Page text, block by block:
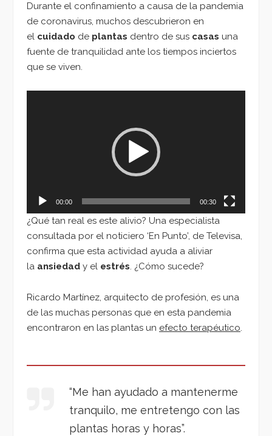
Durante el confinamiento a causa de la pandemia
de coronavirus, muchos descubrieron en
el cuidado de plantas dentro de sus casas una
fuente de tranquilidad ante los tiempos inciertos
que se viven.
00:00 00:30
¿Qué tan real es este alivio? Una especialista
consultada por el noticiero ‘En Punto’, de Televisa,
confirma que esta actividad ayuda a aliviar
la ansiedad y el estrés. ¿Cómo sucede?
Ricardo Martínez, arquitecto de profesión, es una
de las muchas personas que en esta pandemia
encontraron en las plantas un efecto terapéutico.
“Me han ayudado a mantenerme
tranquilo, me entretengo con las
plantas horas y horas”.